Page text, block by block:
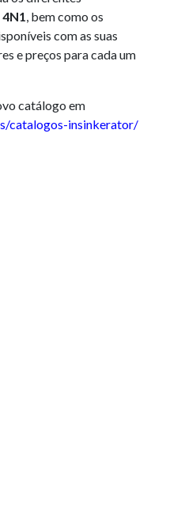
, bem como os
com as suas
e preços para cada um
catálogo em
catalogos-insinkerator/